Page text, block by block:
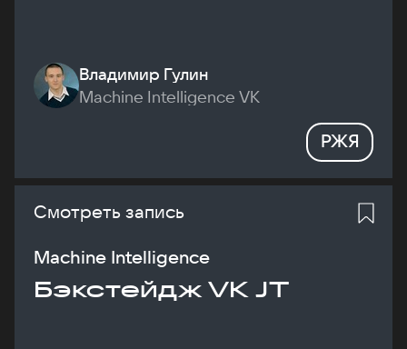
Владимир Гулин
Machine Intelligence VK
РЖЯ
Смотреть запись
Machine Intelligence
Бэкстейдж VK JT